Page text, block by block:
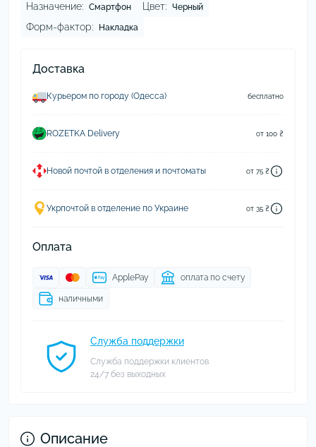
Назначение: Смартфон Цвет: Черный
Форм-фактор: Накладка
Доставка
Курьером по городу (Одесса) бесплатно
ROZETKA Delivery от 100 ₴
Новой почтой в отделения и почтоматы от 75 ₴
Укрпочтой в отделение по Украине от 35 ₴
Оплата
ApplePay оплата по счету
наличными
Служба поддержки
Служба поддержки клиентов
24/7 без выходных
Описание